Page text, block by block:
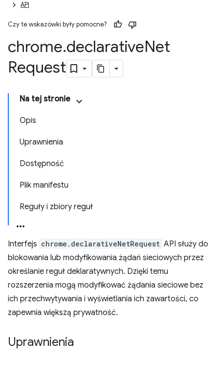
API
Czy te wskazówki były pomocne?
chrome.declarativeNet
Request
Na tej stronie
Opis
Uprawnienia
Dostępność
Plik manifestu
Reguły i zbiory reguł
Interfejs chrome.declarativeNetRequest API służy do
blokowania lub modyfikowania żądań sieciowych przez
określanie reguł deklaratywnych. Dzięki temu
rozszerzenia mogą modyfikować żądania sieciowe bez
ich przechwytywania i wyświetlania ich zawartości, co
zapewnia większą prywatność.
Uprawnienia